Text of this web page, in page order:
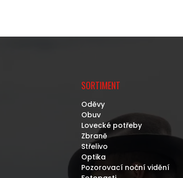
SORTIMENT
Oděvy
Obuv
Lovecké potřeby
Zbraně
Střelivo
Optika
Pozorovací noční vidění